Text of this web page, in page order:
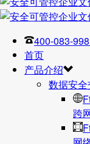
400-083-
首页
产品介绍
数据安
跨